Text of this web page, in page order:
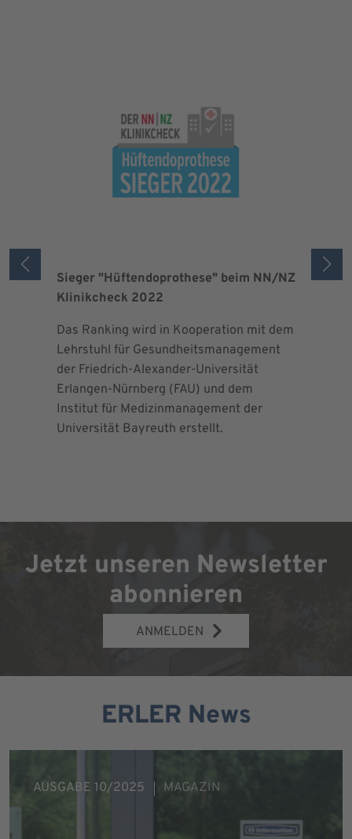
Sieger "Hüftendoprothese" beim NN/NZ
Klinikcheck 2022
Das Ranking wird in Kooperation mit dem
Lehrstuhl für Gesundheitsmanagement
der Friedrich-Alexander-Universität
Erlangen-Nürnberg (FAU) und dem
Institut für Medizinmanagement der
Universität Bayreuth erstellt.
Jetzt unseren Newsletter
abonnieren
ANMELDEN
ERLER News
AUSGABE 10/2025 MAGAZIN